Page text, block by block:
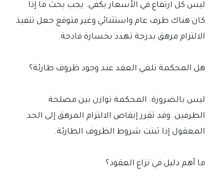
ليس كل ارتفاع في الأسعار يكفي. يجب بحث ما إذا
كان هناك ظرف عام واستثنائي وغير متوقع جعل تنفيذ
الالتزام مرهق بدرجة تهدد بخسارة فادحة.
هل المحكمة تلغي العقد عند وجود ظروف طارئة؟
ليس بالضرورة. المحكمة توازن بين مصلحة
الطرفين. وقد تقرر إنقاص الالتزام المرهق إلى الحد
المعقول إذا ثبتت شروط الظروف الطارئة.
ما أهم دليل في نزاع العقود؟